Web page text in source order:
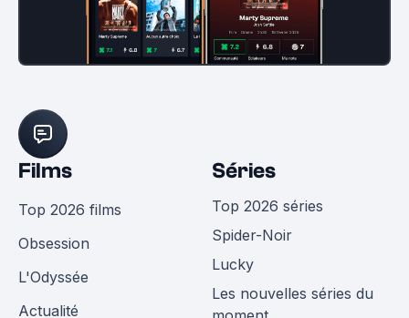
Films
Top 2026 films
Obsession
L'Odyssée
Actualité
Séries
Top 2026 séries
Spider-Noir
Lucky
Les nouvelles séries du